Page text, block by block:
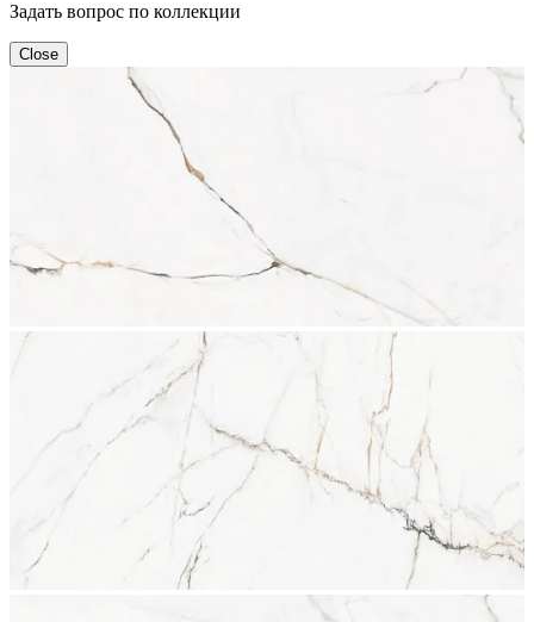
Задать вопрос по коллекции
Close